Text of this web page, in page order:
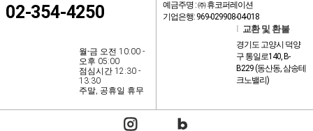
02-354-4250
월-금 오전 10:00 -
오후 05:00
점심시간 12:30 -
13:30
주말, 공휴일 휴무
예금주명 : ㈜ 휴코퍼레이션
기업은행: 969-029908-04-018
교환 및 환불
경기도 고양시 덕양
구 통일로140, B-
B229 (동산동, 삼송테
크노밸리)